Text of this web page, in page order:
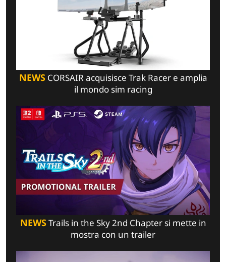
NEWSCORSAIR acquisisce Trak Racer e amplia
il mondo sim racing
NEWSTrails in the Sky 2nd Chapter si mette in
mostra con un trailer